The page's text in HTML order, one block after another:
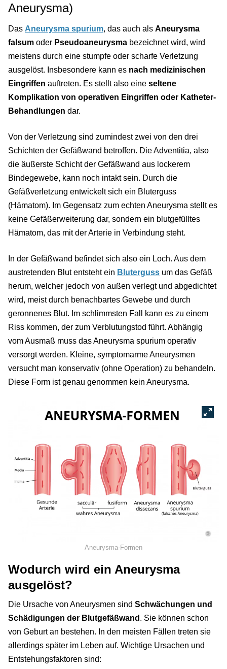
Aneurysma)
Das Aneurysma spurium, das auch als Aneurysma
falsum oder Pseudoaneurysma bezeichnet wird, wird
meistens durch eine stumpfe oder scharfe Verletzung
ausgelöst. Insbesondere kann es nach medizinischen
Eingriffen auftreten. Es stellt also eine seltene
Komplikation von operativen Eingriffen oder Katheter-
Behandlungen dar.
Von der Verletzung sind zumindest zwei von den drei
Schichten der Gefäßwand betroffen. Die Adventitia, also
die äußerste Schicht der Gefäßwand aus lockerem
Bindegewebe, kann noch intakt sein. Durch die
Gefäßverletzung entwickelt sich ein Bluterguss
(Hämatom). Im Gegensatz zum echten Aneurysma stellt es
keine Gefäßerweiterung dar, sondern ein blutgefülltes
Hämatom, das mit der Arterie in Verbindung steht.
In der Gefäßwand befindet sich also ein Loch. Aus dem
austretenden Blut entsteht ein Bluterguss um das Gefäß
herum, welcher jedoch von außen verlegt und abgedichtet
wird, meist durch benachbartes Gewebe und durch
geronnenes Blut. Im schlimmsten Fall kann es zu einem
Riss kommen, der zum Verblutungstod führt. Abhängig
vom Ausmaß muss das Aneurysma spurium operativ
versorgt werden. Kleine, symptomarme Aneurysmen
versucht man konservativ (ohne Operation) zu behandeln.
Diese Form ist genau genommen kein Aneurysma.
©
Aneurysma-Formen
Wodurch wird ein Aneurysma
ausgelöst?
Die Ursache von Aneurysmen sind Schwächungen und
Schädigungen der Blutgefäßwand . Sie können schon
von Geburt an bestehen. In den meisten Fällen treten sie
allerdings später im Leben auf. Wichtige Ursachen und
Entstehungsfaktoren sind: